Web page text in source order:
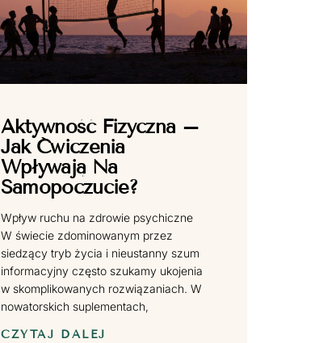
Aktywność Fizyczna –
Jak Ćwiczenia
Wpływają Na
Samopoczucie?
Wpływ ruchu na zdrowie psychiczne
W świecie zdominowanym przez
siedzący tryb życia i nieustanny szum
informacyjny często szukamy ukojenia
w skomplikowanych rozwiązaniach. W
nowatorskich suplementach,
CZYTAJ DALEJ